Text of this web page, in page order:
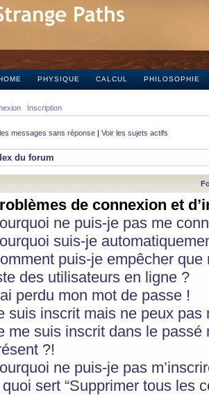
PHYSIQUE CALCUL PHILOSOPHIE
Inscription
messages sans réponse | Voir les sujets actifs
du forum
de connexion et
ne puis-je pas me
suis-je
puis-je empêcher
des utilisateurs en ligne ?
perdu mon mot de passe !
suis inscrit mais ne peux pas
me suis inscrit dans le
?!
ne puis-je pas
sert “Supprimer tous les